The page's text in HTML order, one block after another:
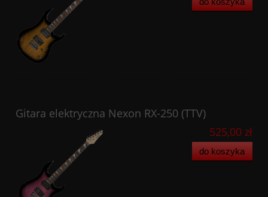
Gitara elektryczna Nexon RX-250 (TTV)
525,00 zł
do koszyka